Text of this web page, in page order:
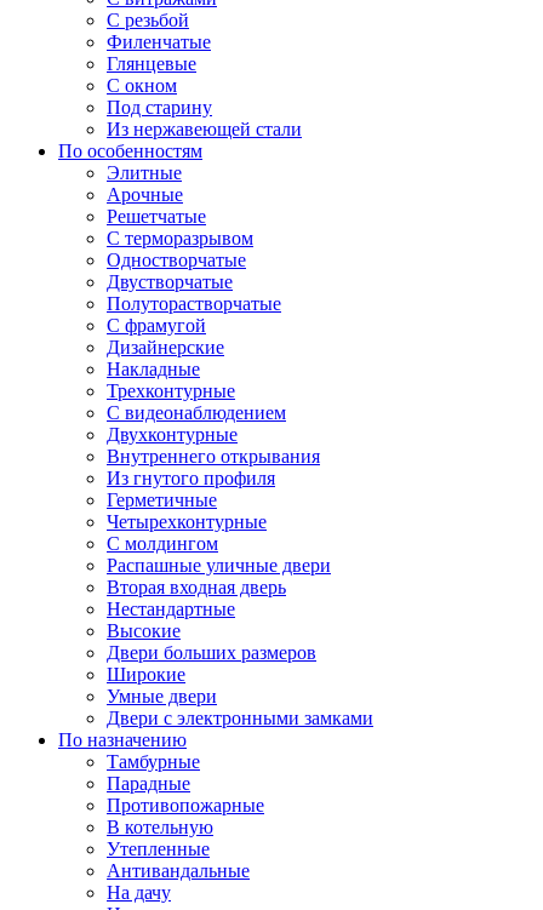
С резьбой
Филенчатые
Глянцевые
С окном
Под старину
Из нержавеющей стали
По особенностям
Элитные
Арочные
Решетчатые
С терморазрывом
Одностворчатые
Двустворчатые
Полуторастворчатые
С фрамугой
Дизайнерские
Накладные
Трехконтурные
С видеонаблюдением
Двухконтурные
Внутреннего открывания
Из гнутого профиля
Герметичные
Четырехконтурные
С молдингом
Распашные уличные двери
Вторая входная дверь
Нестандартные
Высокие
Двери больших размеров
Широкие
Умные двери
Двери с электронными замками
По назначению
Тамбурные
Парадные
Противопожарные
В котельную
Утепленные
Антивандальные
На дачу